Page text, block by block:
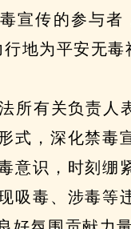
宣传的参与者
行地为平安无
所有关负责人
式，深化禁毒
意识，时刻绷
吸毒、涉毒等